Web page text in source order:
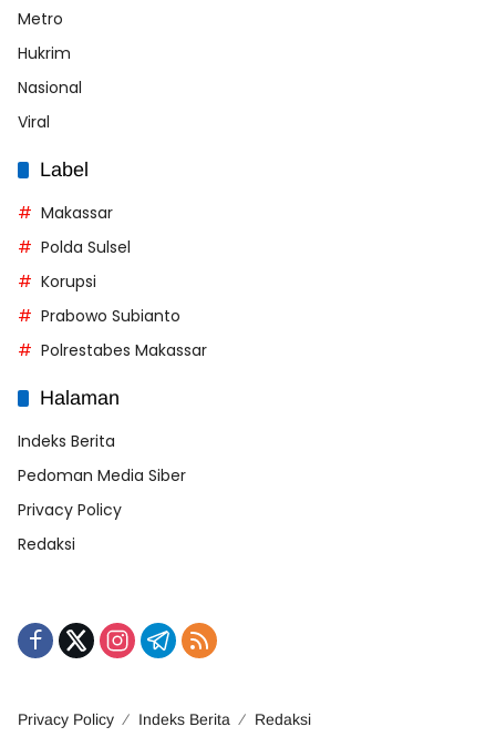
Metro
Hukrim
Nasional
Viral
Label
Makassar
Polda Sulsel
Korupsi
Prabowo Subianto
Polrestabes Makassar
Halaman
Indeks Berita
Pedoman Media Siber
Privacy Policy
Redaksi
Privacy Policy Indeks Berita Redaksi